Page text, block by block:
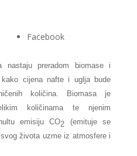
Facebook
nastaju preradom biomase i
cijena nafte i uglja bude
količina. Biomasa je
količinama te njenim
emisiju CO2 (emituje se
života uzme iz atmosfere i